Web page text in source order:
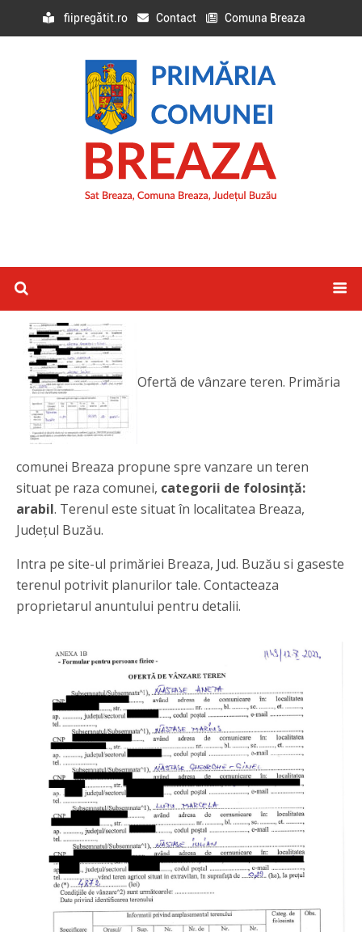
fiipregătit.ro Contact Comuna Breaza
Ofertă de vânzare teren. Primăria
comunei Breaza propune spre vanzare un teren
situat pe raza comunei, categorii de folosință:
arabil. Terenul este situat în localitatea Breaza,
Județul Buzău.
Intra pe site-ul primăriei Breaza, Jud. Buzău si gaseste
terenul potrivit planurilor tale. Contacteaza
proprietarul anuntului pentru detalii.